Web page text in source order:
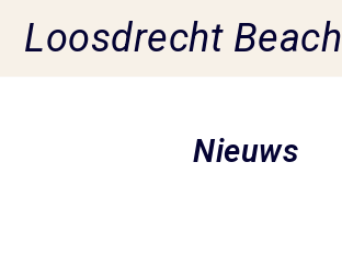
Loosdrecht Beach
Nieuws